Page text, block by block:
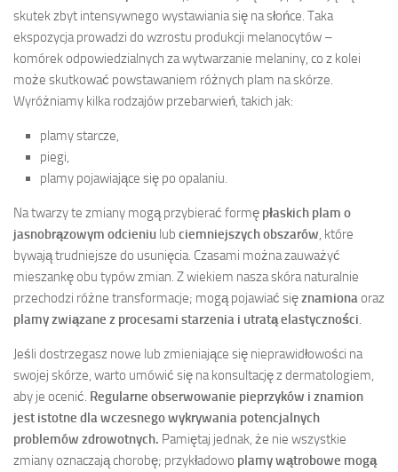
skutek zbyt intensywnego wystawiania się na słońce. Taka
ekspozycja prowadzi do wzrostu produkcji melanocytów –
komórek odpowiedzialnych za wytwarzanie melaniny, co z kolei
może skutkować powstawaniem różnych plam na skórze.
Wyróżniamy kilka rodzajów przebarwień, takich jak:
plamy starcze,
piegi,
plamy pojawiające się po opalaniu.
Na twarzy te zmiany mogą przybierać formę płaskich plam o
jasnobrązowym odcieniu lub ciemniejszych obszarów, które
bywają trudniejsze do usunięcia. Czasami można zauważyć
mieszankę obu typów zmian. Z wiekiem nasza skóra naturalnie
przechodzi różne transformacje; mogą pojawiać sięznamionaoraz
plamy związane z procesami starzenia i utratą elastyczności.
Jeśli dostrzegasz nowe lub zmieniające się nieprawidłowości na
swojej skórze, warto umówić się na konsultację z dermatologiem,
aby je ocenić. Regularne obserwowanie pieprzyków i znamion
jest istotne dla wczesnego wykrywania potencjalnych
problemów zdrowotnych. Pamiętaj jednak, że nie wszystkie
zmiany oznaczają chorobę; przykładowo plamy wątrobowe mogą